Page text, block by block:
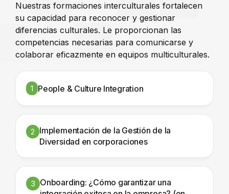
Nuestras formaciones interculturales fortalecen
su capacidad para reconocer y gestionar
diferencias culturales. Le proporcionan las
competencias necesarias para comunicarse y
colaborar eficazmente en equipos multiculturales.
1 People & Culture Integration
2 Implementación de la Gestión de la
Diversidad en corporaciones
3 Onboarding: ¿Cómo garantizar una